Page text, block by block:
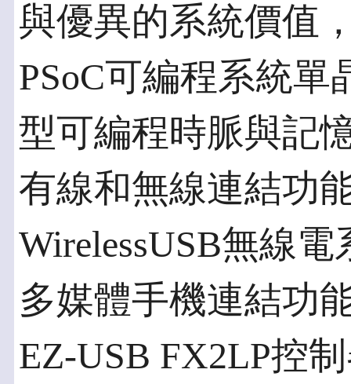
與優異的系統價值
PSoC可編程系統
型可編程時脈與記
有線和無線連結功
WirelessUSB無線
多媒體手機連結功
EZ-USB FX2LP控